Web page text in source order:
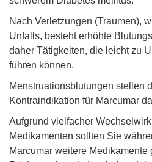
Nach Verletzungen (Traumen),
Unfalls, besteht erhöhte
daher Tätigkeiten, die leicht zu
führen können.
Menstruationsblutungen stellen
Kontraindikation für Marcumar
Aufgrund vielfacher
Medikamenten sollten Sie
Marcumar weitere Medikamente